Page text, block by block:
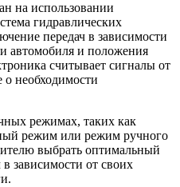
на использовании
гидравлических
передач в зависимости
автомобиля и положения
считывает сигналы от
необходимости
режимах, таких как
режим или режим ручного
выбрать оптимальный
зависимости от своих